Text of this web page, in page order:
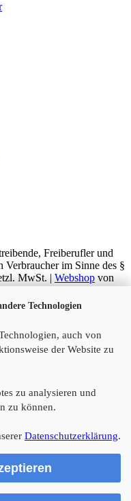
Technologien
auch von
der Website zu
zu analysieren und
zu können.
Datenschutzerklärung.
Freiberufler und
im Sinne des §
MwSt. | Webshop von